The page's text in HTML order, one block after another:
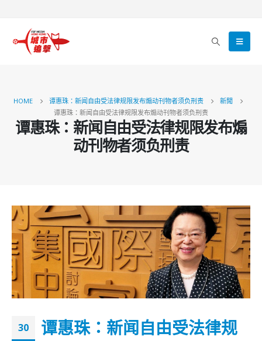
HOME 谭惠珠：新闻自由受法律规限发布煽动刊物者须负刑责
新聞
谭惠珠：新闻自由受法律规限发布煽动刊物者须负刑责
谭惠珠：新闻自由受法律规限发布煽
动刊物者须负刑责
30
谭惠珠：新闻自由受法律规